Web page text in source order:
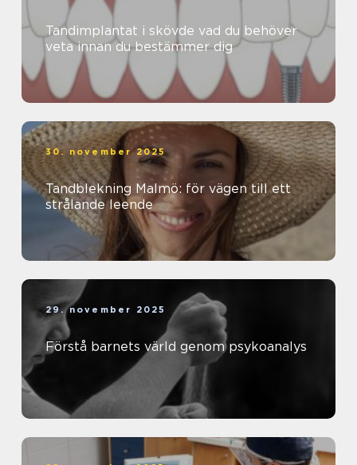
Tandimplantat i skövde vad du behöver
veta innan du bestämmer dig
30. november 2025
Tandblekning Malmö: för vägen till ett
strålande leende
29. november 2025
Förstå barnets värld genom psykoanalys